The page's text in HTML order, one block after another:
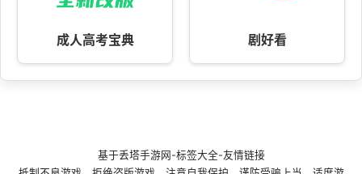
成人高考宝典 剧好看
基于丢塔手游网 -标签大全-友情链接